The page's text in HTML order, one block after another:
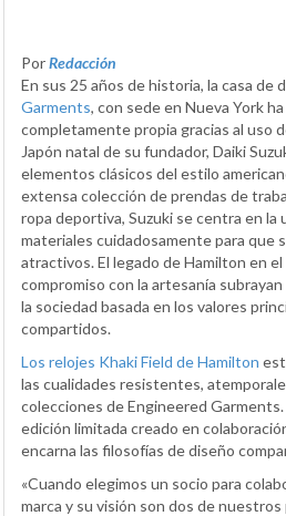
PorRedacción
En sus 25 años de historia, la casa de
Garments, con sede en Nueva York
completamente propia gracias al uso
Japón natal de su fundador, Daiki
elementos clásicos del estilo
extensa colección de prendas de
ropa deportiva, Suzuki se centra en la
materiales cuidadosamente para que
atractivos. El legado de Hamilton en
compromiso con la artesanía
la sociedad basada en los valores
compartidos.
Los relojes Khaki Field de Hamilton
las cualidades resistentes,
colecciones de Engineered
edición limitada creado en
encarna las filosofías de diseño
«Cuando elegimos un socio para
marca y su visión son dos de